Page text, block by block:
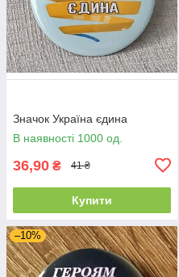
Значок Україна єдина
В наявності 1000 од.
36,90 ₴ 41 ₴
Купити
–10%